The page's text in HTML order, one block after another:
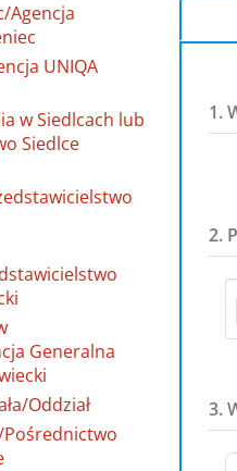
Agencja
UNIQA
w Siedlcach lub
Siedlce
Generalna
Oddział
1.
2.
3.